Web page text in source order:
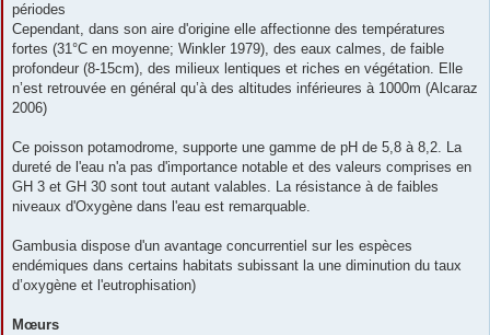
périodes
Cependant, dans son aire d'origine elle affectionne des températures
fortes (31°C en moyenne; Winkler 1979), des eaux calmes, de faible
profondeur (8-15cm), des milieux lentiques et riches en végétation. Elle
n’est retrouvée en général qu’à des altitudes inférieures à 1000m (Alcaraz
2006)
Ce poisson potamodrome, supporte une gamme de pH de 5,8 à 8,2. La
dureté de l'eau n'a pas d'importance notable et des valeurs comprises en
GH 3 et GH 30 sont tout autant valables. La résistance à de faibles
niveaux d'Oxygène dans l'eau est remarquable.
Gambusia dispose d'un avantage concurrentiel sur les espèces
endémiques dans certains habitats subissant la une diminution du taux
d’oxygène et l'eutrophisation)
Mœurs